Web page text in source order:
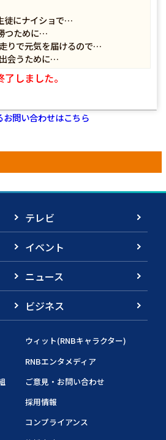
徒にナイショで…
つために…
りで元気を届けるので…
会うために…
しました。
問い合わせはこちら
テレビ
イベント
ニュース
ビジネス
ウィット(RNBキャラクター)
RNBエンタメディア
ご意見・お問い合わせ
採用情報
コンプライアンス